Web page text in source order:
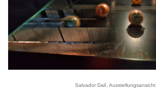
Salvador Dalí, Ausstellungsansicht